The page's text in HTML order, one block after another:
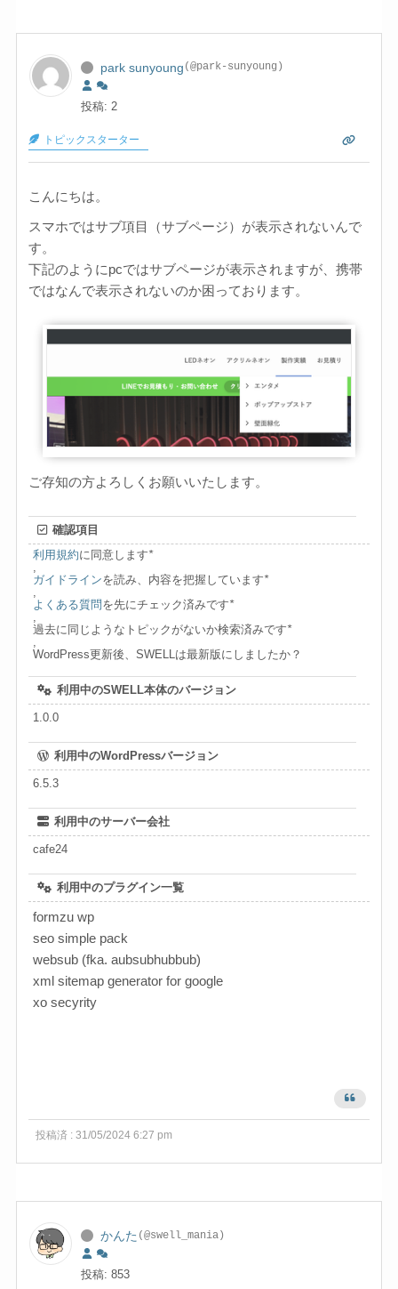
park sunyoung (@park-sunyoung)
投稿: 2
トピックスターター
こんにちは。
スマホではサブ項目（サブページ）が表示されないんで
す。
下記のようにpcではサブページが表示されますが、携帯
ではなんで表示されないのか困っております。
ご存知の方よろしくお願いいたします。
確認項目
利用規約に同意します*
,
ガイドラインを読み、内容を把握しています*
,
よくある質問 を先にチェック済みです*
,
過去に同じようなトピックがないか検索済みです*
,
WordPress更新後、SWELLは最新版にしましたか？
利用中のSWELL本体のバージョン
1.0.0
利用中のWordPressバージョン
6.5.3
利用中のサーバー会社
cafe24
利用中のプラグイン一覧
formzu wp
seo simple pack
websub (fka. aubsubhubbub)
xml sitemap generator for google
xo secyrity
投稿済 : 31/05/2024 6:27 pm
かんた (@swell_mania)
投稿: 853